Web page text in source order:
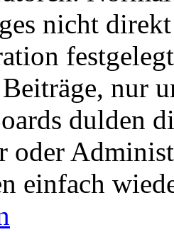
nicht
nur
dulden
oder
einfach